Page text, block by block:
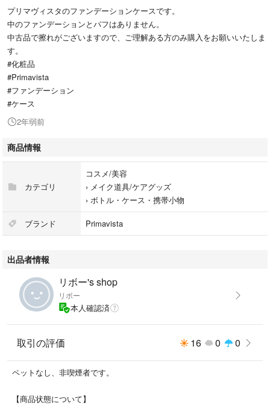
プリマヴィスタのファンデーションケースです。
中のファンデーションとパフはありません。
中古品で擦れがございますので、ご理解ある方のみ購入をお願いいたしま
す。
#化粧品
#Primavista
#ファンデーション
#ケース
2年弱前
商品情報
カテゴリ
コスメ/美容
› メイク道具/ケアグッズ
› ボトル・ケース・携帯小物
ブランド Primavista
出品者情報
リボー's shop
リボー
本人確認済
取引の評価 16 0 0
ペットなし、非喫煙者です。
【商品状態について】